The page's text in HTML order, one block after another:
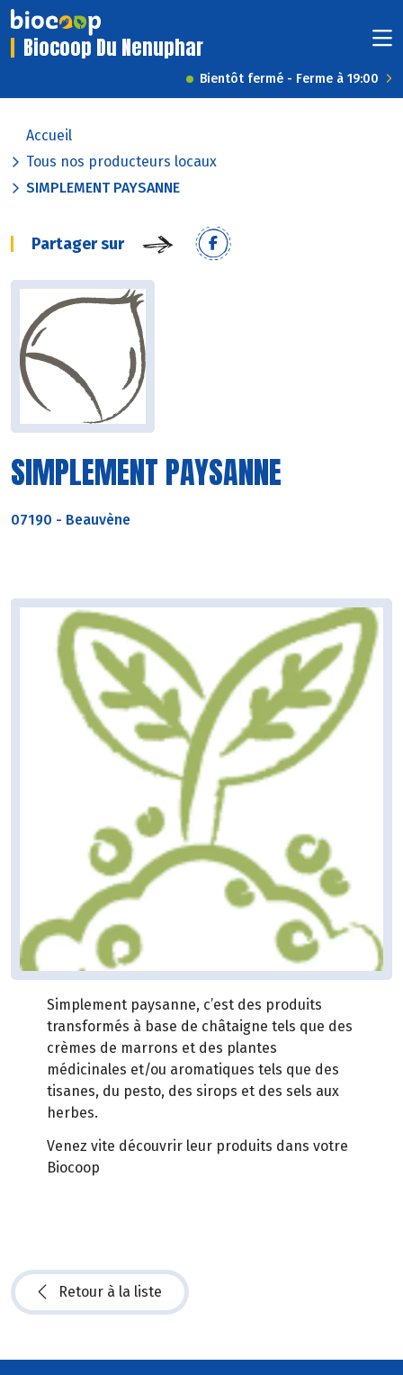
Biocoop Du Nenuphar
Bientôt fermé - Ferme à 19:00
Accueil
Tous nos producteurs locaux
SIMPLEMENT PAYSANNE
Partager sur
SIMPLEMENT PAYSANNE
07190 - Beauvène
Simplement paysanne, c’est des produits
transformés à base de châtaigne tels que des
crèmes de marrons et des plantes
médicinales et/ou aromatiques tels que des
tisanes, du pesto, des sirops et des sels aux
herbes.
Venez vite découvrir leur produits dans votre
Biocoop
Retour à la liste